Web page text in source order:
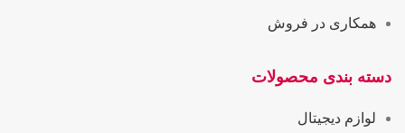
همکاری در فروش
دسته بندی محصولات
لوازم دیجیتال